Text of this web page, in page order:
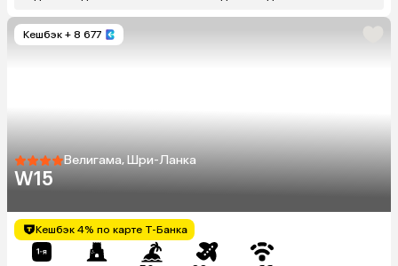
Кешбэк + 8 677
Велигама, Шри-Ланка
W15
Кешбэк 4% по карте Т-Банка